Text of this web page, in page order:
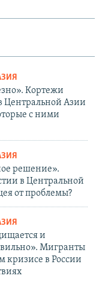
Кортежи
Центральной Азии
с ними
решение».
в Центральной
от проблемы?
и
Мигранты
кризисе в России